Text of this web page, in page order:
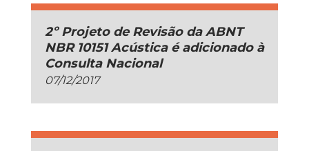
2º Projeto de Revisão da ABNT
NBR 10151 Acústica é adicionado à
Consulta Nacional
07/12/2017